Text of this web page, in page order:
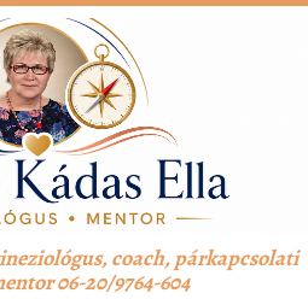
coach, párkapcsolati
06-20/9764-604